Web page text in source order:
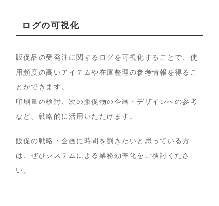
ログの可視化
販促品の受発注に関するログを可視化することで、使
用頻度の高いアイテムや在庫整理の参考情報を得るこ
とができます。
印刷量の検討、次の販促物の企画・デザインへの参考
など、戦略的に活用いただけます。
販促の戦略・企画に時間を割きたいと思っている方
は、ぜひシステムによる業務効率化をご検討くださ
い。